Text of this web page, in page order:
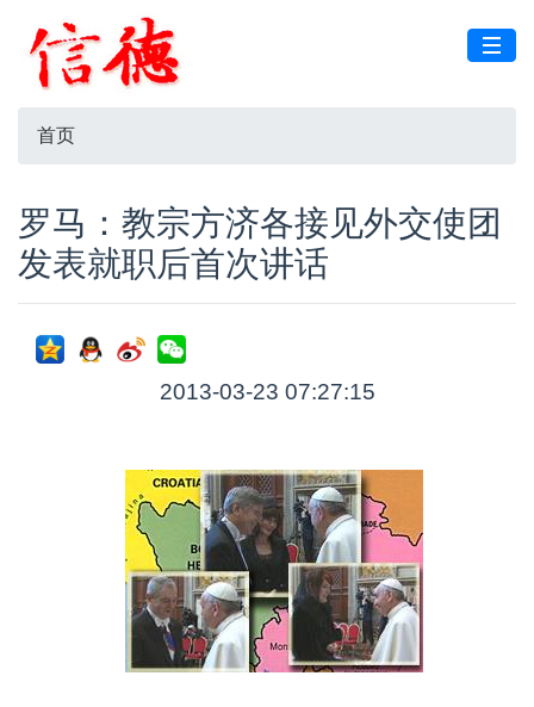
首页
罗马：教宗方济各接见外交使团
发表就职后首次讲话
2013-03-23 07:27:15